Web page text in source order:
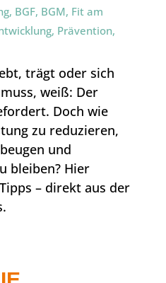
, BGF, BGM, Fit am
, Prävention,
trägt oder sich
weiß: Der
Doch wie
zu reduzieren,
und
bleiben? Hier
– direkt aus der